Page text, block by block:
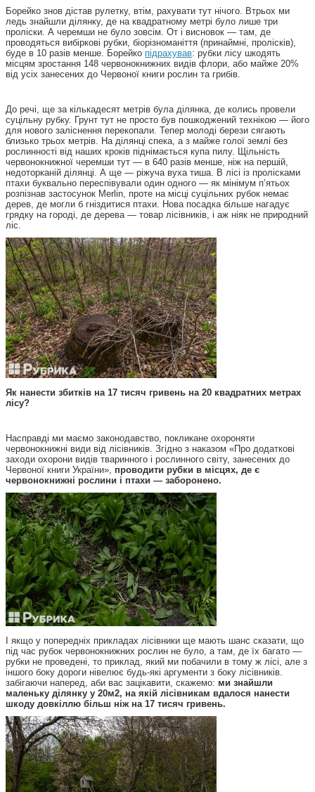
Борейко знов дістав рулетку, втім, рахувати тут нічого. Втрьох ми
ледь знайшли ділянку, де на квадратному метрі було лише три
проліски. А черемши не було зовсім. От і висновок — там, де
проводяться вибіркові рубки, біорізноманіття (принаймні, пролісків),
буде в 10 разів менше. Борейко підрахував: рубки лісу шкодять
місцям зростання 148 червонокнижних видів флори, або майже 20%
від усіх занесених до Червоної книги рослин та грибів.
До речі, ще за кількадесят метрів була ділянка, де колись провели
суцільну рубку. Грунт тут не просто був пошкоджений технікою — його
для нового заліснення перекопали. Тепер молоді берези сягають
близько трьох метрів. На ділянці спека, а з майже голої землі без
рослинності від наших кроків піднімається купа пилу. Щільність
червонокнижної черемши тут — в 640 разів менше, ніж на першій,
недоторканій ділянці. А ще — ріжуча вуха тиша. В лісі із пролісками
птахи буквально переспівували один одного — як мінімум п’ятьох
розпізнав застосунок Merlin, проте на місці суцільних рубок немає
дерев, де могли б гніздитися птахи. Нова посадка більше нагадує
грядку на городі, де дерева — товар лісівників, і аж ніяк не природний
ліс.
Як нанести збитків на 17 тисяч гривень на 20 квадратних метрах
лісу?
Насправді ми маємо законодавство, покликане охороняти
червонокнижні види від лісівників. Згідно з наказом «Про додаткові
заходи охорони видів тваринного і рослинного світу, занесених до
Червоної книги України», проводити рубки в місцях, де є
червонокнижні рослини і птахи — заборонено.
І якщо у попередніх прикладах лісівники ще мають шанс сказати, що
під час рубок червонокнижних рослин не було, а там, де їх багато —
рубки не проведені, то приклад, який ми побачили в тому ж лісі, але з
іншого боку дороги нівелює будь-які аргументи з боку лісівників.
забігаючи наперед, аби вас зацікавити, скажемо: ми знайшли
маленьку ділянку у 20м2, на якій лісівникам вдалося нанести
шкоду довкіллю більш ніж на 17 тисяч гривень.